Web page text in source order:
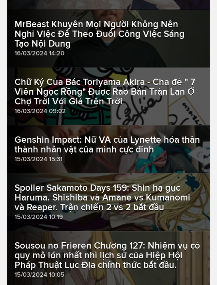
MrBeast Khuyên Mọi Người Không Nên
Nghỉ Việc Để Theo Đuổi Công Việc Sáng
Tạo Nội Dung
16/03/2024 14:20
Chữ Ký Của Bác Toriyama Akira - Cha đẻ " 7
Viên Ngọc Rồng" Được Rao Bán Tràn Lan Ở
Chợ Trời Với Giá Trên Trời
16/03/2024 09:02
Genshin Impact: Nữ VA của Lynette hóa thân
thành nhân vật của mình cực đỉnh
15/03/2024 15:31
Spoiler Sakamoto Days 159: Shin hạ gục
Haruma. Shishiba và Amane vs Kumanomi
và Reaper. Trận chiến 2 vs 2 bắt đầu
15/03/2024 10:19
Sousou no Frieren Chương 127: Nhiệm vụ có
quy mô lớn nhất nhì lịch sử của Hiệp Hội
Pháp Thuật Lục Địa chính thức bắt đầu.
15/03/2024 10:05